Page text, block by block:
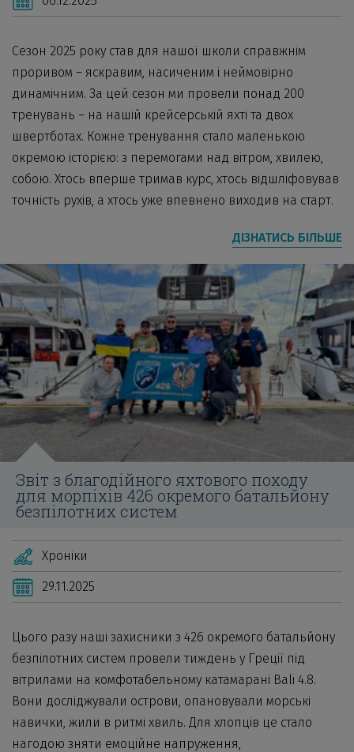
Сезон 2025 року став для нашої школи справжнім
проривом – яскравим, насиченим і неймовірно
динамічним. За цей сезон ми провели понад 200
тренувань – на нашій крейсерській яхті та двох
швертботах. Кожне тренування стало маленькою
окремою історією: з перемогами над вітром, хвилею,
собою. Хтось вперше тримав курс, хтось відшліфовував
точність рухів, а хтось уже впевнено виходив на старт.
ДІЗНАТИСЬ БІЛЬШЕ
Звіт з благодійного яхтового походу
для морпіхів 426 окремого батальйону
безпілотних систем
Хроніки
29.11.2025
Цього разу наші захисники з 426 окремого батальйону
безпілотних систем провели тиждень у Греції під
вітрилами на комфотабельному катамарані Bali 4.8.
Вони досліджували острови, опановували морські
навички, жили в ритмі хвиль. Для хлопців це стало
нагодою зняти емоційне напруження,